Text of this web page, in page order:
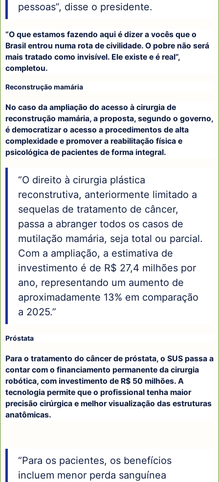
pessoas”, disse o presidente.
“O que estamos fazendo aqui é dizer a vocês que o
Brasil entrou numa rota de civilidade. O pobre não será
mais tratado como invisível. Ele existe e é real”,
completou.
Reconstrução mamária
No caso da ampliação do acesso à cirurgia de
reconstrução mamária, a proposta, segundo o governo,
é democratizar o acesso a procedimentos de alta
complexidade e promover a reabilitação física e
psicológica de pacientes de forma integral.
“O direito à cirurgia plástica
reconstrutiva, anteriormente limitado a
sequelas de tratamento de câncer,
passa a abranger todos os casos de
mutilação mamária, seja total ou parcial.
Com a ampliação, a estimativa de
investimento é de R$ 27,4 milhões por
ano, representando um aumento de
aproximadamente 13% em comparação
a 2025.”
Próstata
Para o tratamento do câncer de próstata, o SUS passa a
contar com o financiamento permanente da cirurgia
robótica, com investimento de R$ 50 milhões. A
tecnologia permite que o profissional tenha maior
precisão cirúrgica e melhor visualização das estruturas
anatômicas.
“Para os pacientes, os benefícios
incluem menor perda sanguínea